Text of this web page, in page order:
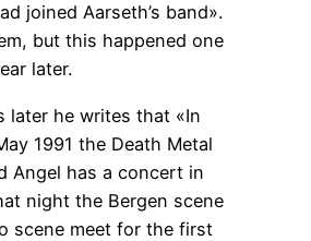
joined Aarseth’s band».
but this happened one
later.
later he writes that «In
1991 the Death Metal
Angel has a concert in
night the Bergen scene
scene meet for the first